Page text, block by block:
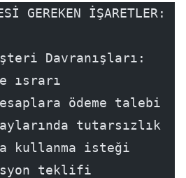
GEREKEN İŞARETLER:
Davranışları:
ısrarı
ödeme talebi
tutarsızlık
kullanma isteği
teklifi